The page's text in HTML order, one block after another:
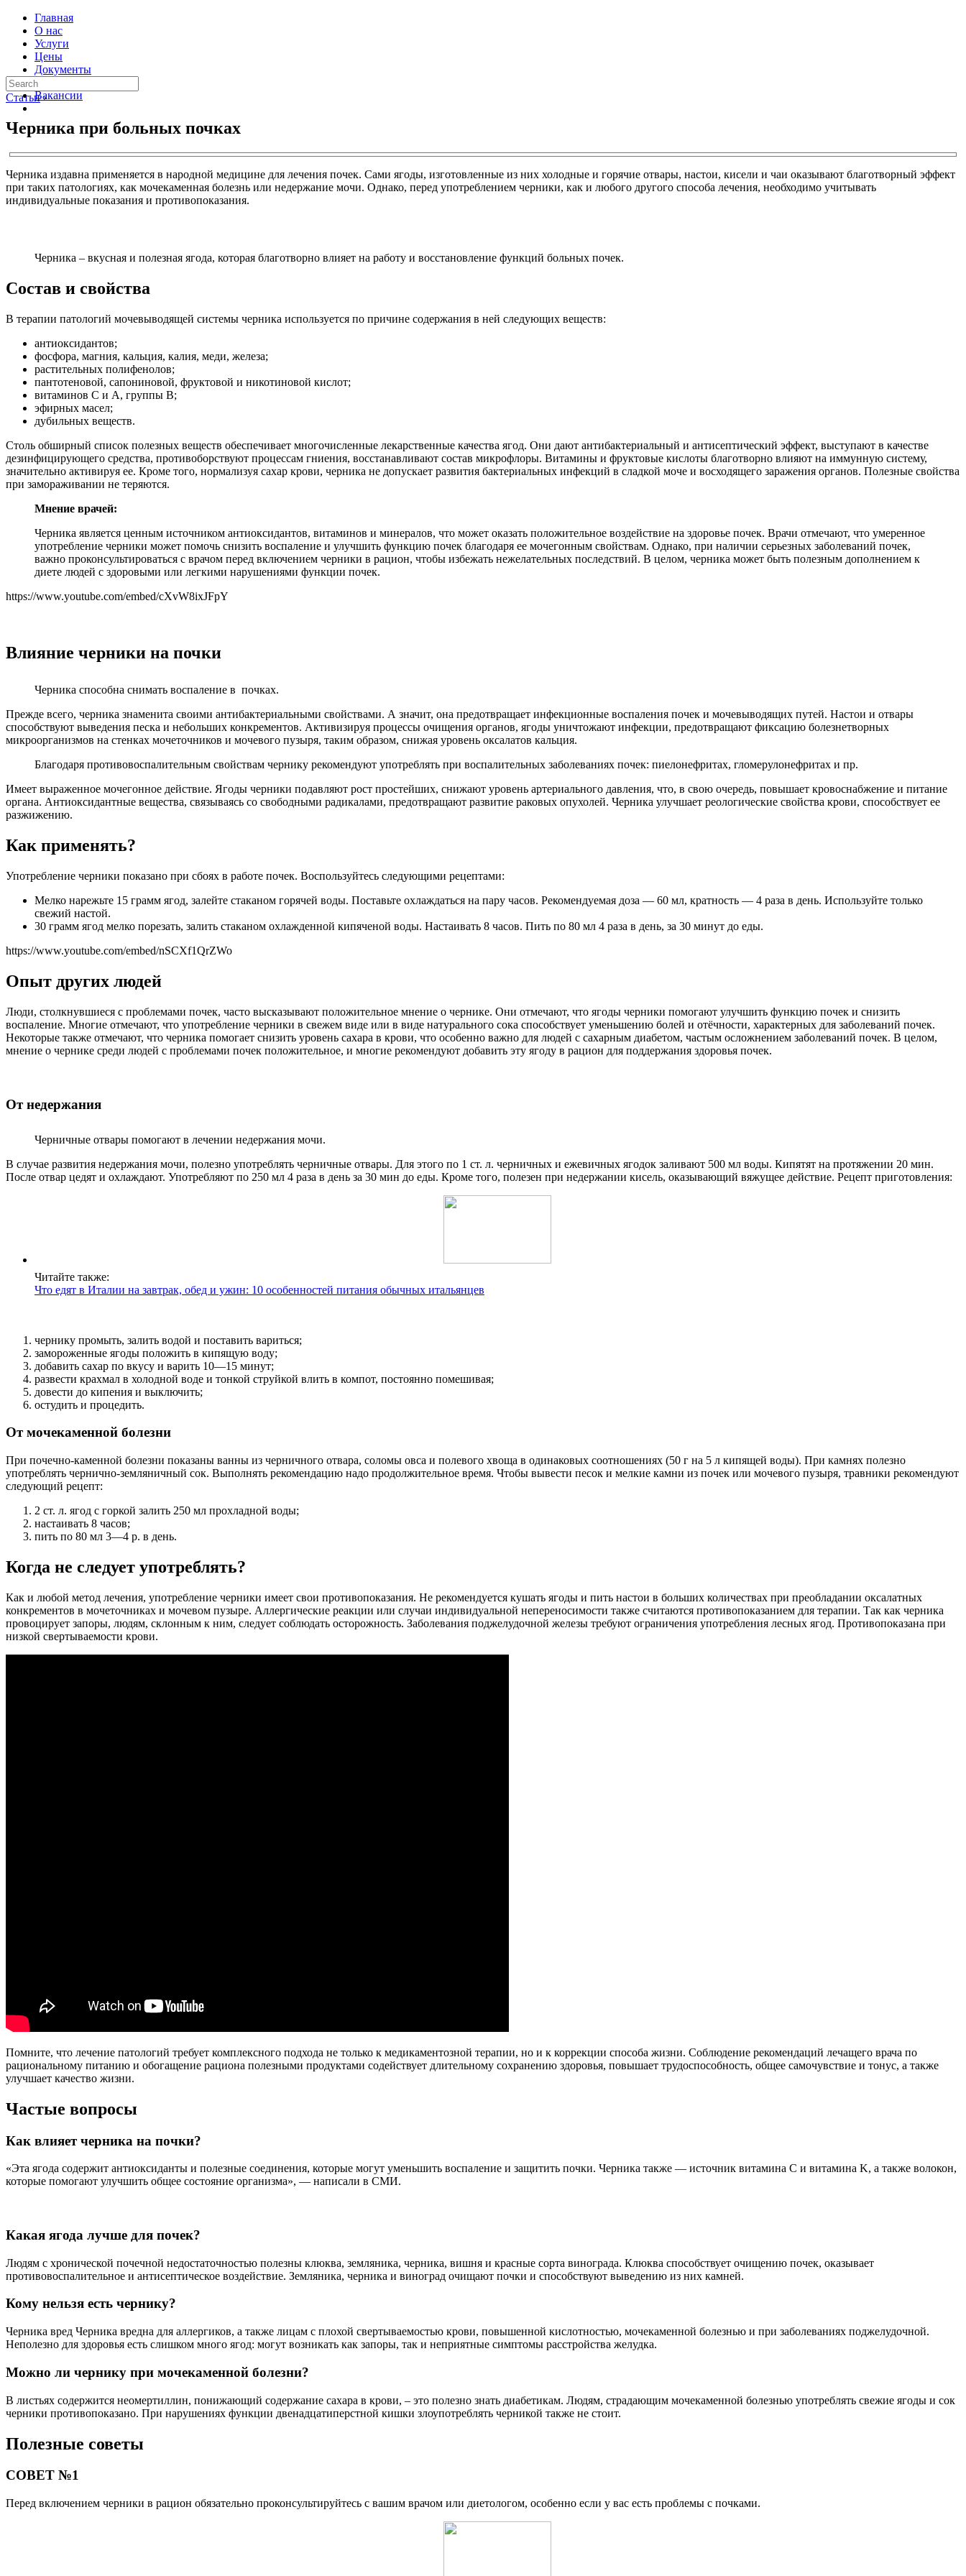
Главная
О нас
Услуги
Цены
Документы
Контакты
Вакансии
Статьи ›
Черника при больных почках
Черника издавна применяется в народной медицине для лечения почек. Сами ягоды, изготовленные из них холодные и горячие отвары, настои, кисели и чаи оказывают благотворный эффект
при таких патологиях, как мочекаменная болезнь или недержание мочи. Однако, перед употреблением черники, как и любого другого способа лечения, необходимо учитывать
индивидуальные показания и противопоказания.
Черника – вкусная и полезная ягода, которая благотворно влияет на работу и восстановление функций больных почек.
Состав и свойства
В терапии патологий мочевыводящей системы черника используется по причине содержания в ней следующих веществ:
антиоксидантов;
фосфора, магния, кальция, калия, меди, железа;
растительных полифенолов;
пантотеновой, сапониновой, фруктовой и никотиновой кислот;
витаминов С и А, группы В;
эфирных масел;
дубильных веществ.
Столь обширный список полезных веществ обеспечивает многочисленные лекарственные качества ягод. Они дают антибактериальный и антисептический эффект, выступают в качестве
дезинфицирующего средства, противоборствуют процессам гниения, восстанавливают состав микрофлоры. Витамины и фруктовые кислоты благотворно влияют на иммунную систему,
значительно активируя ее. Кроме того, нормализуя сахар крови, черника не допускает развития бактериальных инфекций в сладкой моче и восходящего заражения органов. Полезные свойства
при замораживании не теряются.
Мнение врачей:
Черника является ценным источником антиоксидантов, витаминов и минералов, что может оказать положительное воздействие на здоровье почек. Врачи отмечают, что умеренное
употребление черники может помочь снизить воспаление и улучшить функцию почек благодаря ее мочегонным свойствам. Однако, при наличии серьезных заболеваний почек,
важно проконсультироваться с врачом перед включением черники в рацион, чтобы избежать нежелательных последствий. В целом, черника может быть полезным дополнением к
диете людей с здоровыми или легкими нарушениями функции почек.
https://www.youtube.com/embed/cXvW8ixJFpY
Влияние черники на почки
Черника способна снимать воспаление в почках.
Прежде всего, черника знаменита своими антибактериальными свойствами. А значит, она предотвращает инфекционные воспаления почек и мочевыводящих путей. Настои и отвары
способствуют выведения песка и небольших конкрементов. Активизируя процессы очищения органов, ягоды уничтожают инфекции, предотвращают фиксацию болезнетворных
микроорганизмов на стенках мочеточников и мочевого пузыря, таким образом, снижая уровень оксалатов кальция.
Благодаря противовоспалительным свойствам чернику рекомендуют употреблять при воспалительных заболеваниях почек: пиелонефритах, гломерулонефритах и пр.
Имеет выраженное мочегонное действие. Ягоды черники подавляют рост простейших, снижают уровень артериального давления, что, в свою очередь, повышает кровоснабжение и питание
органа. Антиоксидантные вещества, связываясь со свободными радикалами, предотвращают развитие раковых опухолей. Черника улучшает реологические свойства крови, способствует ее
разжижению.
Как применять?
Употребление черники показано при сбоях в работе почек. Воспользуйтесь следующими рецептами:
Мелко нарежьте 15 грамм ягод, залейте стаканом горячей воды. Поставьте охлаждаться на пару часов. Рекомендуемая доза — 60 мл, кратность — 4 раза в день. Используйте только
свежий настой.
30 грамм ягод мелко порезать, залить стаканом охлажденной кипяченой воды. Настаивать 8 часов. Пить по 80 мл 4 раза в день, за 30 минут до еды.
https://www.youtube.com/embed/nSCXf1QrZWo
Опыт других людей
Люди, столкнувшиеся с проблемами почек, часто высказывают положительное мнение о чернике. Они отмечают, что ягоды черники помогают улучшить функцию почек и снизить
воспаление. Многие отмечают, что употребление черники в свежем виде или в виде натурального сока способствует уменьшению болей и отёчности, характерных для заболеваний почек.
Некоторые также отмечают, что черника помогает снизить уровень сахара в крови, что особенно важно для людей с сахарным диабетом, частым осложнением заболеваний почек. В целом,
мнение о чернике среди людей с проблемами почек положительное, и многие рекомендуют добавить эту ягоду в рацион для поддержания здоровья почек.
От недержания
Черничные отвары помогают в лечении недержания мочи.
В случае развития недержания мочи, полезно употреблять черничные отвары. Для этого по 1 ст. л. черничных и ежевичных ягодок заливают 500 мл воды. Кипятят на протяжении 20 мин.
После отвар цедят и охлаждают. Употребляют по 250 мл 4 раза в день за 30 мин до еды. Кроме того, полезен при недержании кисель, оказывающий вяжущее действие. Рецепт приготовления:
Читайте также:
Что едят в Италии на завтрак, обед и ужин: 10 особенностей питания обычных итальянцев
чернику промыть, залить водой и поставить вариться;
замороженные ягоды положить в кипящую воду;
добавить сахар по вкусу и варить 10—15 минут;
развести крахмал в холодной воде и тонкой струйкой влить в компот, постоянно помешивая;
довести до кипения и выключить;
остудить и процедить.
От мочекаменной болезни
При почечно-каменной болезни показаны ванны из черничного отвара, соломы овса и полевого хвоща в одинаковых соотношениях (50 г на 5 л кипящей воды). При камнях полезно
употреблять чернично-земляничный сок. Выполнять рекомендацию надо продолжительное время. Чтобы вывести песок и мелкие камни из почек или мочевого пузыря, травники рекомендуют
следующий рецепт:
2 ст. л. ягод с горкой залить 250 мл прохладной воды;
настаивать 8 часов;
пить по 80 мл 3—4 р. в день.
Когда не следует употреблять?
Как и любой метод лечения, употребление черники имеет свои противопоказания. Не рекомендуется кушать ягоды и пить настои в больших количествах при преобладании оксалатных
конкрементов в мочеточниках и мочевом пузыре. Аллергические реакции или случаи индивидуальной непереносимости также считаются противопоказанием для терапии. Так как черника
провоцирует запоры, людям, склонным к ним, следует соблюдать осторожность. Заболевания поджелудочной железы требуют ограничения употребления лесных ягод. Противопоказана при
низкой свертываемости крови.
Помните, что лечение патологий требует комплексного подхода не только к медикаментозной терапии, но и к коррекции способа жизни. Соблюдение рекомендаций лечащего врача по
рациональному питанию и обогащение рациона полезными продуктами содействует длительному сохранению здоровья, повышает трудоспособность, общее самочувствие и тонус, а также
улучшает качество жизни.
Частые вопросы
Как влияет черника на почки?
«Эта ягода содержит антиоксиданты и полезные соединения, которые могут уменьшить воспаление и защитить почки. Черника также — источник витамина C и витамина K, а также волокон,
которые помогают улучшить общее состояние организма», — написали в СМИ.
Какая ягода лучше для почек?
Людям с хронической почечной недостаточностью полезны клюква, земляника, черника, вишня и красные сорта винограда. Клюква способствует очищению почек, оказывает
противовоспалительное и антисептическое воздействие. Земляника, черника и виноград очищают почки и способствуют выведению из них камней.
Кому нельзя есть чернику?
Черника вред Черника вредна для аллергиков, а также лицам с плохой свертываемостью крови, повышенной кислотностью, мочекаменной болезнью и при заболеваниях поджелудочной.
Неполезно для здоровья есть слишком много ягод: могут возникать как запоры, так и неприятные симптомы расстройства желудка.
Можно ли чернику при мочекаменной болезни?
В листьях содержится неомертиллин, понижающий содержание сахара в крови, – это полезно знать диабетикам. Людям, страдающим мочекаменной болезнью употреблять свежие ягоды и сок
черники противопоказано. При нарушениях функции двенадцатиперстной кишки злоупотреблять черникой также не стоит.
Полезные советы
СОВЕТ №1
Перед включением черники в рацион обязательно проконсультируйтесь с вашим врачом или диетологом, особенно если у вас есть проблемы с почками.